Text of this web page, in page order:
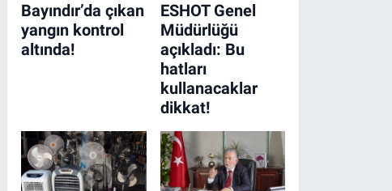
Bayındır’da çıkan
yangın kontrol
altında!
ESHOT Genel
Müdürlüğü
açıkladı: Bu
hatları
kullanacaklar
dikkat!